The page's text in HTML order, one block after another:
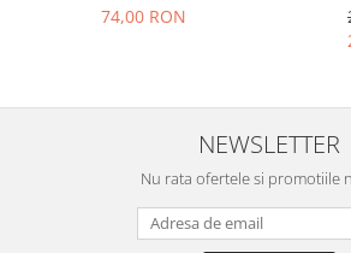
74,00 RON
NEWSLETTER
Nu rata ofertele si promotiile